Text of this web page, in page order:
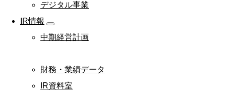
デジタル事業
IR情報
中期経営計画
財務・業績データ
IR資料室